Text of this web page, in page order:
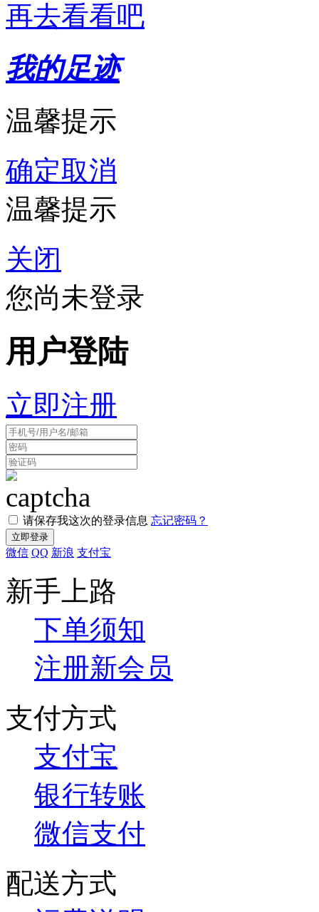
再去看看吧
我的足迹
温馨提示
确定取消
温馨提示
关闭
您尚未登录
用户登陆
立即注册
请保存我这次的登录信息 忘记密码？
微信 QQ 新浪 支付宝
新手上路
下单须知
注册新会员
支付方式
支付宝
银行转账
微信支付
配送方式